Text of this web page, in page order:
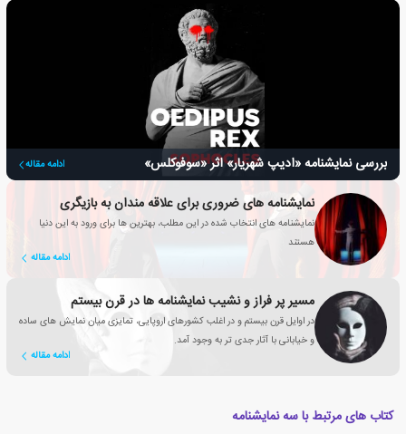
بررسی نمایشنامه «ادیپ شهریار» اثر «سوفوکلس» ادامه مقاله
نمایشنامه های ضروری برای علاقه مندان به بازیگری
نمایشنامه های انتخاب شده در این مطلب، بهترین ها برای ورود به این دنیا
هستند
ادامه مقاله
مسیر پر فراز و نشیب نمایشنامه ها در قرن بیستم
در اوایل قرن بیستم و در اغلب کشورهای اروپایی، تمایزی میان نمایش های ساده
و خیابانی با آثار جدی تر به وجود آمد.
ادامه مقاله
کتاب های مرتبط با سه نمایشنامه